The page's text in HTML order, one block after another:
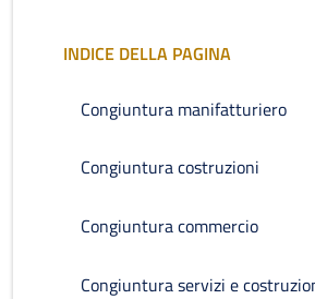
INDICE DELLA PAGINA
Congiuntura manifatturiero
Congiuntura costruzioni
Congiuntura commercio
Congiuntura servizi e